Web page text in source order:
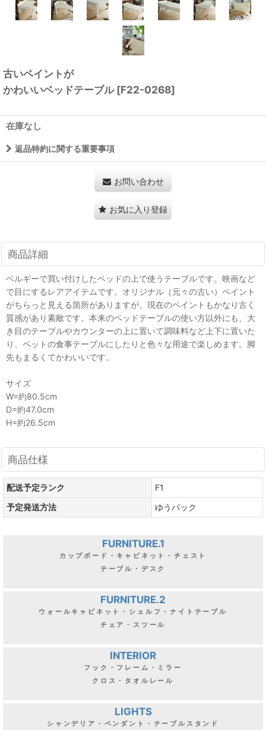
古いペイントが
かわいいベッドテーブル [F22-0268]
在庫なし
返品特約に関する重要事項
お問い合わせ
お気に入り登録
商品詳細
ベルギーで買い付けしたベッドの上で使うテーブルです。映画など
で目にするレアアイテムです。オリジナル（元々の古い）ペイント
がちらっと見える箇所がありますが、現在のペイントもかなり古く
質感があり素敵です。本来のベッドテーブルの使い方以外にも、大
き目のテーブルやカウンターの上に置いて調味料など上下に置いた
り、ペットの食事テーブルにしたりと色々な用途で楽しめます。脚
先もまるくてかわいいです。
サイズ
W=約80.5cm
D=約47.0cm
H=約26.5cm
商品仕様
配送予定ランク
F1
予定発送方法
ゆうパック
FURNITURE.1
カップボード・キャビネット・チェスト
テーブル・デスク
FURNITURE.2
ウォールキャビネット・シェルフ・ナイトテーブル
チェア・スツール
INTERIOR
フック・フレーム・ミラー
クロス・タオルレール
LIGHTS
シャンデリア・ペンダント・テーブルスタンド